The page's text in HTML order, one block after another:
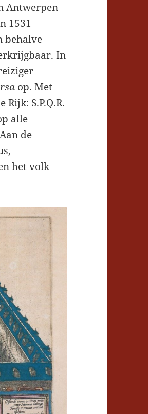
Antwerpen
1531
behalve
In
op. Met
S.P.Q.R.
alle
de
het volk